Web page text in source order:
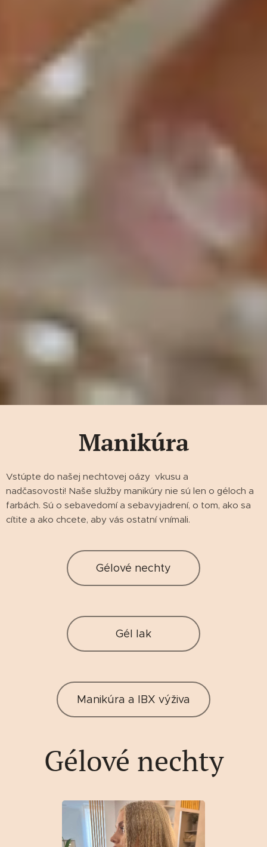
Manikúra
Vstúpte do našej nechtovej oázy vkusu a
nadčasovosti! Naše služby manikúry nie sú len o géloch a
farbách. Sú o sebavedomí a sebavyjadrení, o tom, ako sa
cítite a ako chcete, aby vás ostatní vnímali.
Gélové nechty
Gél lak
Manikúra a IBX výživa
Gélové nechty